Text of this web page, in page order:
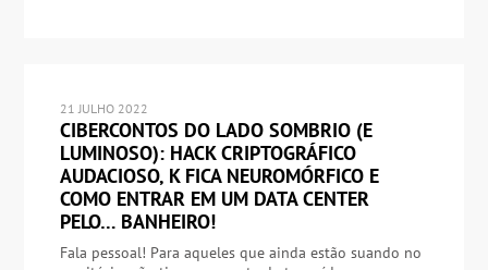
21 JULHO 2022
CIBERCONTOS DO LADO SOMBRIO (E
LUMINOSO): HACK CRIPTOGRÁFICO
AUDACIOSO, K FICA NEUROMÓRFICO E
COMO ENTRAR EM UM DATA CENTER
PELO… BANHEIRO!
Fala pessoal! Para aqueles que ainda estão suando no